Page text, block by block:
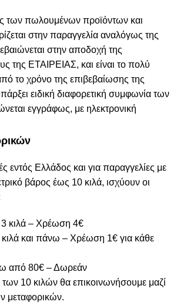
των πωλουμένων προϊόντων και
στην παραγγελία αναλόγως της
στην αποδοχή της
της ΕΤΑΙΡΕΙΑΣ, και είναι το πολύ
το χρόνο της επιβεβαίωσης της
ειδική διαφορετική συμφωνία των
εγγράφως, με ηλεκτρονική
εντός Ελλάδος και για παραγγελίες με
βάρος έως 10 κιλά, ισχύουν οι
3 κιλά – Χρέωση 4€
κιλά και πάνω – Χρέωση 1€ για κάθε
από 80€ – Δωρεάν
των 10 κιλών θα επικοινωνήσουμε μαζί
μεταφορικών.